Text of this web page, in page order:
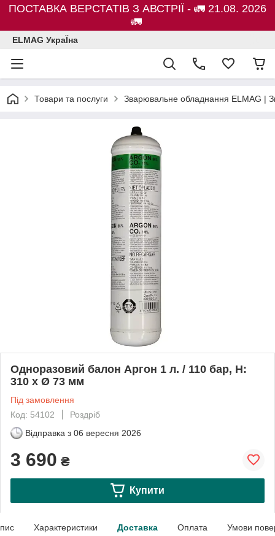
ПОСТАВКА ВЕРСТАТІВ З АВСТРІЇ - 🚛 21.08. 2026
🚛
ELMAG УкраЇна
Товари та послуги Зварювальне обладнання ELMAG |
Одноразовий балон Аргон 1 л. / 110 бар, H:
310 x Ø 73 мм
Під замовлення
Код: 54102
Роздріб
Відправка з 06 вересня 2026
3 690 ₴
Купити
Характеристики Доставка Оплата Умови